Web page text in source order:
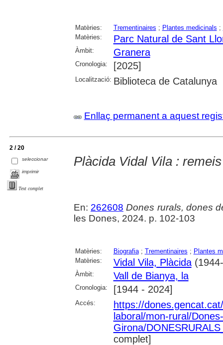
Matèries: Trementinaires ; Plantes medicinals ;
Matèries:
Parc Natural de Sant
Àmbit: Granera
Cronologia: [2025]
Localització: Biblioteca de Catalunya
Enllaç permanent a aquest
2 / 20
seleccionar
imprimir
Text complet
Plàcida Vidal Vila :
En: 262608 Dones rurals, dones
les Dones, 2024. p. 102-103
Matèries: Biografia; Trementinaires ; Plantes
Matèries:
Vidal Vila, Plàcida
Àmbit: Vall de Bianya, la
Cronologia: [1944 - 2024]
Accés:
https://
laboral/mon-rural/
Girona/
complet]